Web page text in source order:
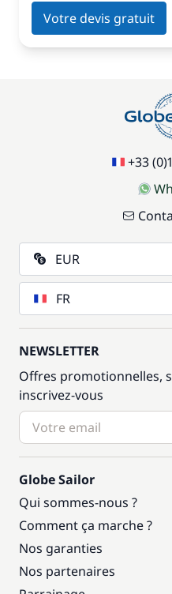
Votre devis gratuit
+33
EUR
FR
NEWSLETTER
Offres promotionnelles,
inscrivez-vous
Globe Sailor
Qui sommes-nous ?
Comment ça marche ?
Nos garanties
Nos partenaires